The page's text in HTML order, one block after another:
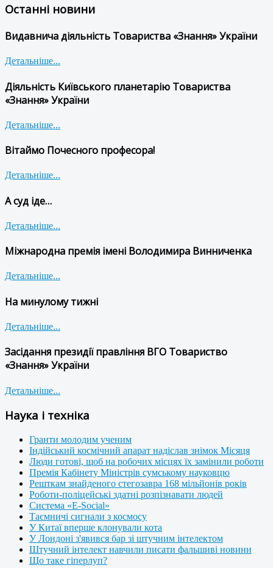
Останні новини
Видавнича діяльність Товариства «Знання» України
Детальніше...
Діяльність Київського планетарію Товариства
«Знання» України
Детальніше...
Вітаймо Почесного професора!
Детальніше...
А суд іде…
Детальніше...
Міжнародна премія імені Володимира Винниченка
Детальніше...
На минулому тижні
Детальніше...
Засідання президії правління ВГО Товариство
«Знання» України
Детальніше...
Наука і техніка
Гранти молодим ученим
Індійський космічний апарат надіслав знімок Місяця
Люди готові, щоб на робочих місцях їх замінили роботи
Премія Кабінету Міністрів сумському науковцю
Решткам знайденого стегозавра 168 мільйонів років
Роботи-поліцейські здатні розпізнавати людей
Система «E-Social»
Таємничі сигнали з космосу
У Китаї вперше клонували кота
У Лондоні з'явився бар зі штучним інтелектом
Штучний інтелект навчили писати фальшиві новини
Що таке гіперлуп?